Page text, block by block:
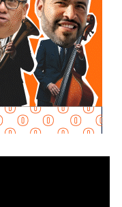
la constante
lejos de mejorar la
oficiales, tienden
¿Quién piensa
tener que subirse